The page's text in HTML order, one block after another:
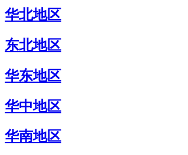
华北地区
东北地区
华东地区
华中地区
华南地区